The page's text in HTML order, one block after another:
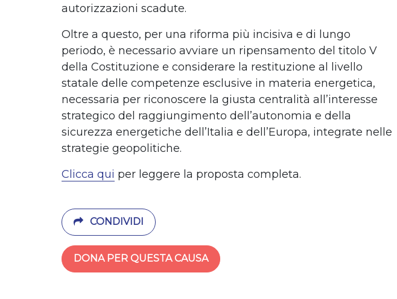
autorizzazioni scadute.
Oltre a questo, per una riforma più incisiva e di lungo
periodo, è necessario avviare un ripensamento del titolo V
della Costituzione e considerare la restituzione al livello
statale delle competenze esclusive in materia energetica,
necessaria per riconoscere la giusta centralità all’interesse
strategico del raggiungimento dell’autonomia e della
sicurezza energetiche dell’Italia e dell’Europa, integrate nelle
strategie geopolitiche.
Clicca qui per leggere la proposta completa.
CONDIVIDI
DONA PER QUESTA CAUSA